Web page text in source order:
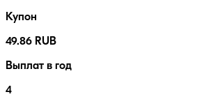
Купон
49.86 RUB
Выплат в год
4